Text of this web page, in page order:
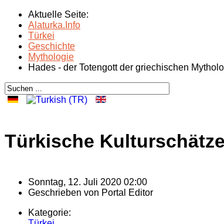
Aktuelle Seite:
Alaturka.Info
Türkei
Geschichte
Mythologie
Hades - der Totengott der griechischen
Türkische
Sonntag, 12. Juli 2020 02:00
Geschrieben von Portal Editor
Kategorie: